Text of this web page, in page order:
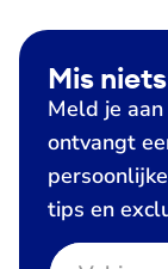
Mis
Meld je
ontvangt
tips en
E-mailadres